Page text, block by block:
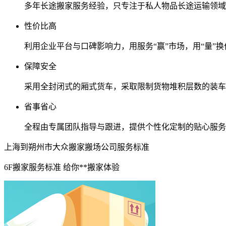
多年长途搬家服务经验，只专注于私人物品长途运输领域
性价比高
利用企业平台与口碑影响力，用服务“赢”市场，用“量”换
保障安全
采用全封闭式的厢式货车，采取限制货物堆积层数的装
省事省心
全程由专属团队指导与跟进，提供个性化定制的贴心服务
上海到朔州市大众搬家搬场公司服务标准
6F搬家服务标准 给你**搬家体验